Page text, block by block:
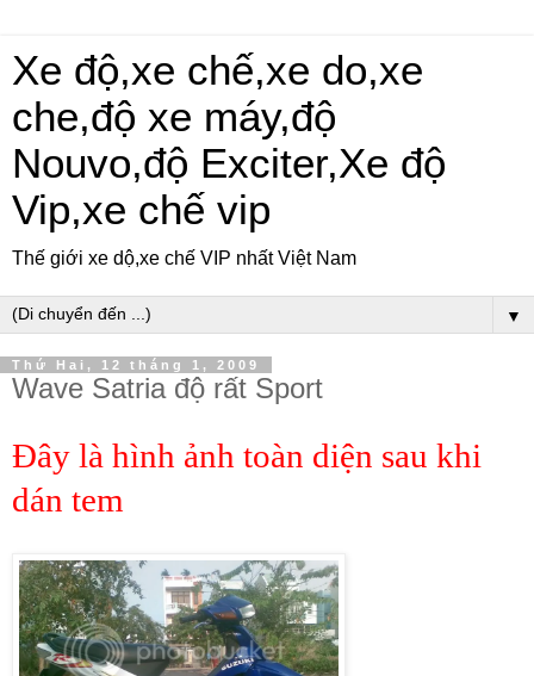
Xe độ,xe chế,xe do,xe
che,độ xe máy,độ
Nouvo,độ Exciter,Xe độ
Vip,xe chế vip
Thế giới xe dộ,xe chế VIP nhất Việt Nam
▼
Thứ Hai, 12 tháng 1, 2009
Wave Satria độ rất Sport
Đây là hình ảnh toàn diện sau khi
dán tem